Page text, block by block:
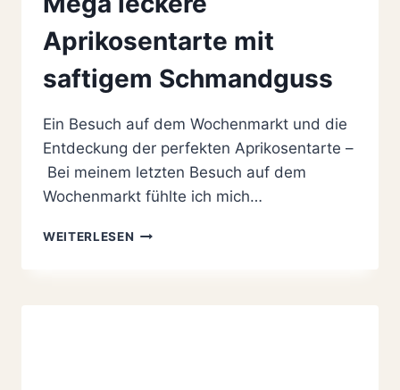
Aprikosentarte mit
saftigem Schmandguss
Ein Besuch auf dem Wochenmarkt und die
Entdeckung der perfekten Aprikosentarte –
Bei meinem letzten Besuch auf dem
Wochenmarkt fühlte ich mich…
WEITERLESEN MEGA